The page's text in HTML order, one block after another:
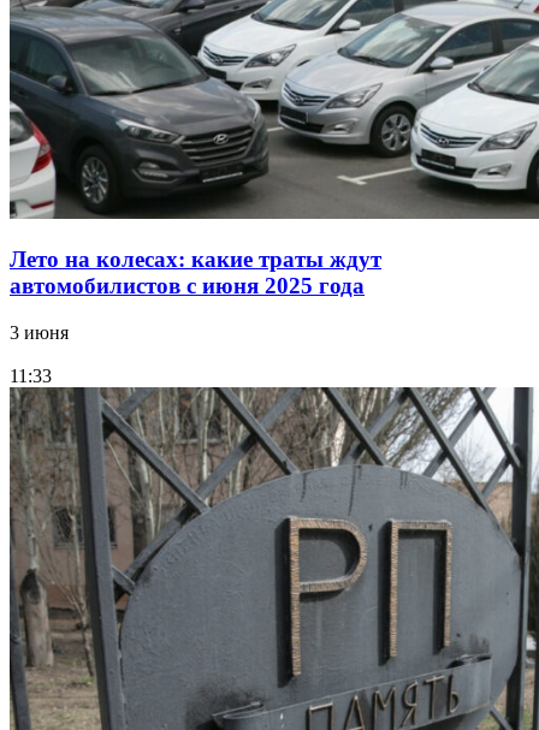
Лето на колесах: какие траты ждут
автомобилистов с июня 2025 года
3 июня
11:33